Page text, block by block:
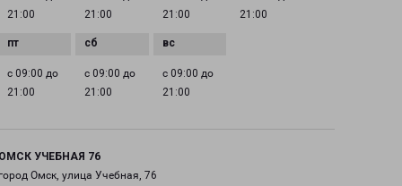
21:00
21:00
21:00
21:00
с 09:00 до
21:00
с 09:00 до
21:00
с 09:00 до
21:00
УЧЕБНАЯ 76
Омск, улица Учебная, 76